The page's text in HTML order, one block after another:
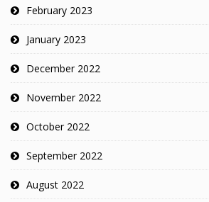
February 2023
January 2023
December 2022
November 2022
October 2022
September 2022
August 2022